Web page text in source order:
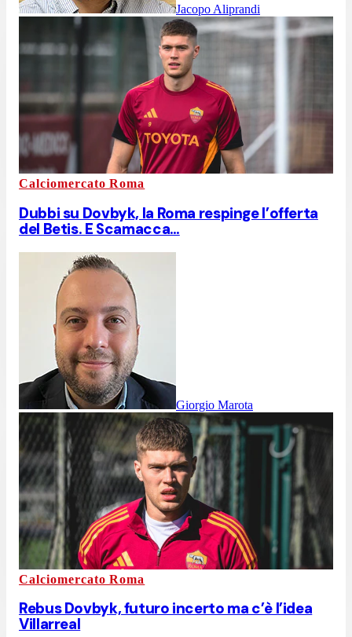
Jacopo Aliprandi
Calciomercato Roma
Dubbi su Dovbyk, la Roma respinge l’offerta
del Betis. E Scamacca…
Giorgio Marota
Calciomercato Roma
Rebus Dovbyk, futuro incerto ma c’è l’idea
Villarreal